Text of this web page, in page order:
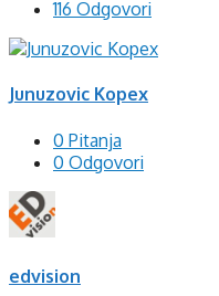
116 Odgovori
Junuzovic Kopex
0 Pitanja
0 Odgovori
edvision